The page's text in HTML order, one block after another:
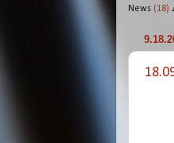
News (18)